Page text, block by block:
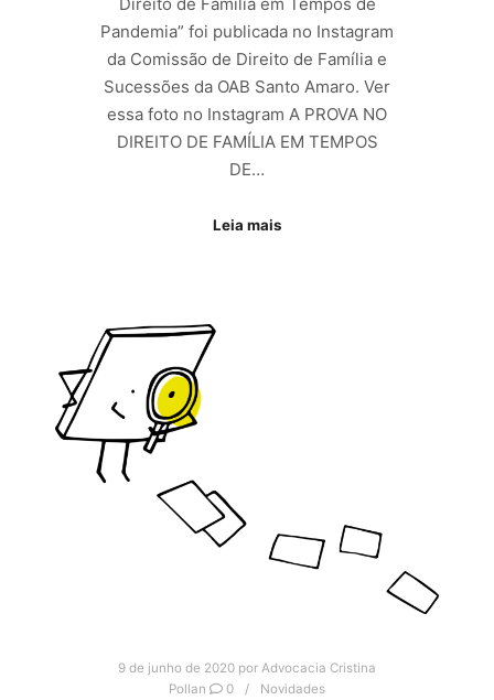
Pandemia” foi publicada no Instagram
da Comissão de Direito de Família e
Sucessões da OAB Santo Amaro. Ver
essa foto no Instagram A PROVA NO
DIREITO DE FAMÍLIA EM TEMPOS
DE…
Leia mais
9 de junho de 2020 por Advocacia Cristina
Pollan
0 Novidades